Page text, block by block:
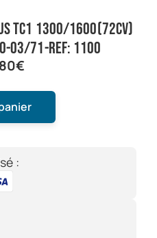
TC1 1300/1600(72cv)
03/71-ref: 1100
€
: